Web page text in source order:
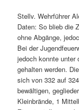
Stellv. Wehrführer
Daten: So blieb die
ohne Abgänge,
Bei der
jedoch konnte unter
gehalten werden.
sich von 332 auf
bewältigen,
Kleinbrände, 1